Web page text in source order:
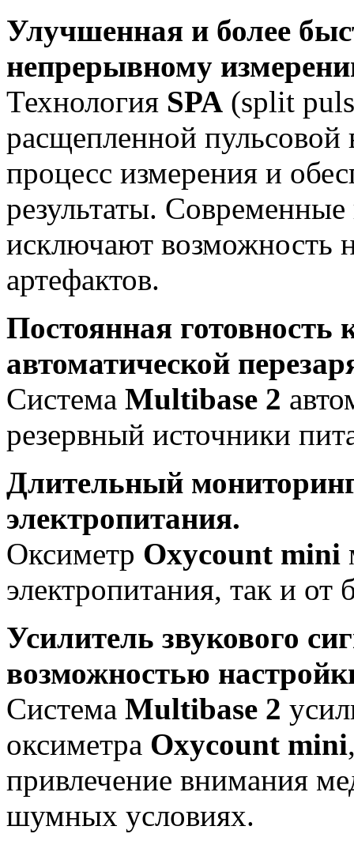
Улучшенная и более
непрерывному
Технология SPA (split
расщепленной пульсовой
процесс измерения и
результаты.
исключают возможность
артефактов.
Постоянная готовность
автоматической
Система Multibase 2
резервный источники
Длительный
электропитания.
Оксиметр Oxycount mini
электропитания, так и от
Усилитель звукового
возможностью
Система Multibase 2
оксиметра Oxycount mini
привлечение внимания
шумных условиях.